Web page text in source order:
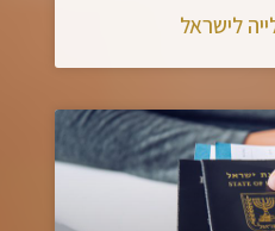
לישראל